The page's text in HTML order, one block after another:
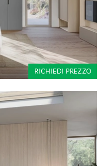
RICHIEDI PREZZO